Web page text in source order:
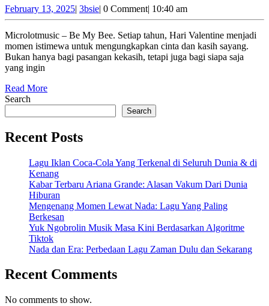
Mocca
untuk
Hari
Valentine
My
Bee”
February 13, 2025February
13,
2025
| 3bsie3bsie
| 0 Comment| 10:40 am
Microlotmusic – Be My Bee. Setiap tahun, Hari Valentine menjadi
momen istimewa untuk mengungkapkan cinta dan kasih sayang.
Bukan hanya bagi pasangan kekasih, tetapi juga bagi siapa saja
yang ingin
Read MoreRead
Search
Search
Recent Posts
Lagu Iklan Coca-Cola Yang Terkenal di Seluruh Dunia & di
Kenang
Kabar Terbaru Ariana Grande: Alasan Vakum Dari Dunia
Hiburan
Mengenang Momen Lewat Nada: Lagu Yang Paling
Berkesan
Yuk Ngobrolin Musik Masa Kini Berdasarkan Algoritme
Tiktok
Nada dan Era: Perbedaan Lagu Zaman Dulu dan Sekarang
Recent Comments
No comments to show.